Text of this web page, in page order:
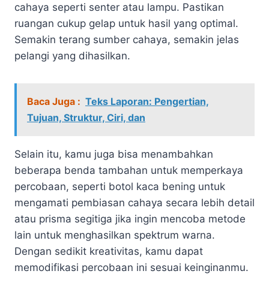
cahaya seperti senter atau lampu. Pastikan
ruangan cukup gelap untuk hasil yang optimal.
Semakin terang sumber cahaya, semakin jelas
pelangi yang dihasilkan.
Baca Juga : Teks Laporan: Pengertian,
Tujuan, Struktur, Ciri, dan
Selain itu, kamu juga bisa menambahkan
beberapa benda tambahan untuk memperkaya
percobaan, seperti botol kaca bening untuk
mengamati pembiasan cahaya secara lebih detail
atau prisma segitiga jika ingin mencoba metode
lain untuk menghasilkan spektrum warna.
Dengan sedikit kreativitas, kamu dapat
memodifikasi percobaan ini sesuai keinginanmu.